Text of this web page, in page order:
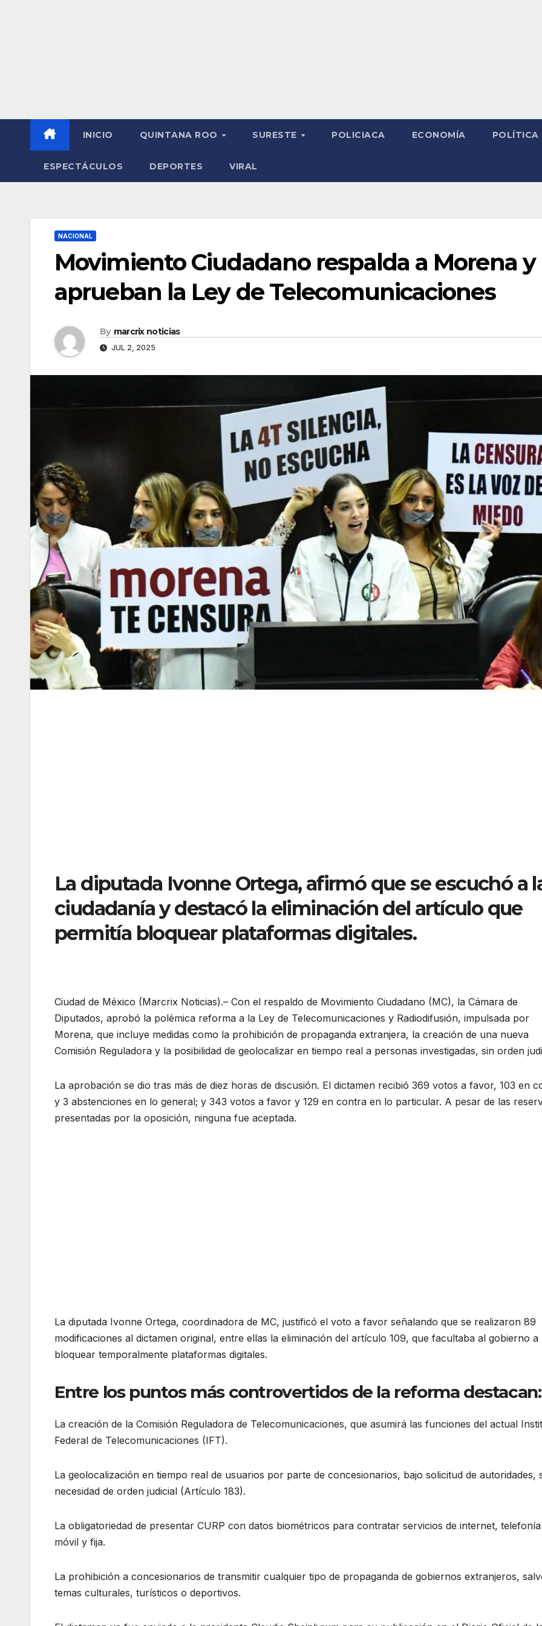
INICIO QUINTANA ROO SURESTE POLICIACA ECONOMÍA POLÍTICA
ESPECTÁCULOS DEPORTES VIRAL
NACIONAL
Movimiento Ciudadano respalda a Morena y
aprueban la Ley de Telecomunicaciones
By marcrix noticias
JUL 2, 2025
La diputada Ivonne Ortega, afirmó que se escuchó a
ciudadanía y destacó la eliminación del artículo que
permitía bloquear plataformas digitales.
Ciudad de México (Marcrix Noticias).– Con el respaldo de Movimiento Ciudadano (MC), la Cámara de
Diputados, aprobó la polémica reforma a la Ley de Telecomunicaciones y Radiodifusión, impulsada por
Morena, que incluye medidas como la prohibición de propaganda extranjera, la creación de una nueva
Comisión Reguladora y la posibilidad de geolocalizar en tiempo real a personas investigadas, sin orden
La aprobación se dio tras más de diez horas de discusión. El dictamen recibió 369 votos a favor, 103 en
y 3 abstenciones en lo general; y 343 votos a favor y 129 en contra en lo particular. A pesar de las
presentadas por la oposición, ninguna fue aceptada.
La diputada Ivonne Ortega, coordinadora de MC, justificó el voto a favor señalando que se realizaron 89
modificaciones al dictamen original, entre ellas la eliminación del artículo 109, que facultaba al gobierno a
bloquear temporalmente plataformas digitales.
Entre los puntos más controvertidos de la reforma destacan:
La creación de la Comisión Reguladora de Telecomunicaciones, que asumirá las funciones del actual
Federal de Telecomunicaciones (IFT).
La geolocalización en tiempo real de usuarios por parte de concesionarios, bajo solicitud de autoridades,
necesidad de orden judicial (Artículo 183).
La obligatoriedad de presentar CURP con datos biométricos para contratar servicios de internet, telefonía
móvil y fija.
La prohibición a concesionarios de transmitir cualquier tipo de propaganda de gobiernos extranjeros,
temas culturales, turísticos o deportivos.